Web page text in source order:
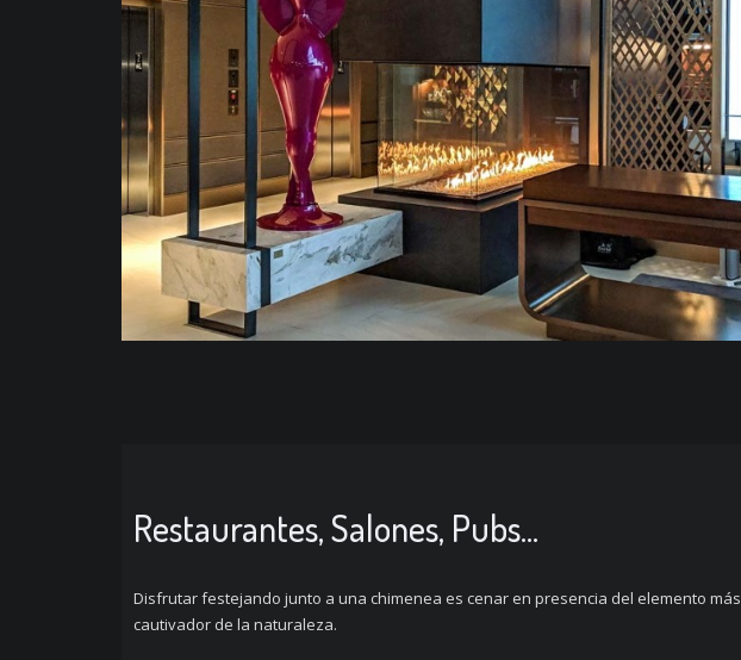
Restaurantes, Salones, Pubs...
Disfrutar festejando junto a una chimenea es cenar en presencia del elemento más
cautivador de la naturaleza.